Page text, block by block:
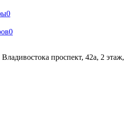
0
0
проспект, 42а, 2 этаж,